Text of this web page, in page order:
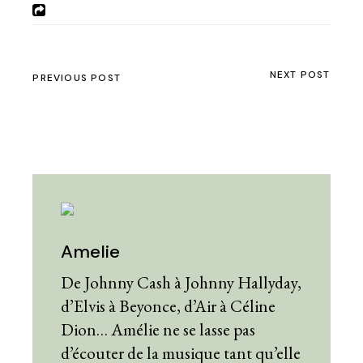
PREVIOUS POST NEXT POST
Amelie
De Johnny Cash à Johnny Hallyday,
d’Elvis à Beyonce, d’Air à Céline
Dion… Amélie ne se lasse pas
d’écouter de la musique tant qu’elle